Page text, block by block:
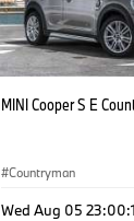
MINI Cooper S E
Countryman
Wed Aug 05